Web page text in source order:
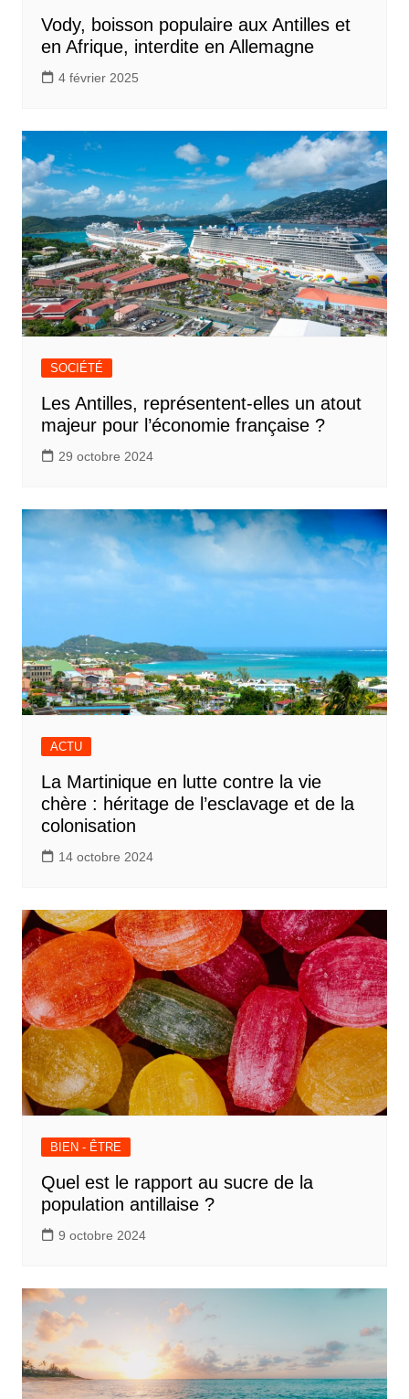
Vody, boisson populaire aux Antilles et
en Afrique, interdite en Allemagne
4 février 2025
SOCIÉTÉ
Les Antilles, représentent-elles un atout
majeur pour l’économie française ?
29 octobre 2024
ACTU
La Martinique en lutte contre la vie
chère : héritage de l’esclavage et de la
colonisation
14 octobre 2024
BIEN - ÊTRE
Quel est le rapport au sucre de la
population antillaise ?
9 octobre 2024